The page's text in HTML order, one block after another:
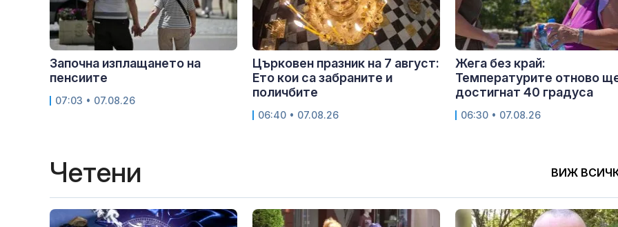
Започна изплащането на
пенсиите
07:03 • 07.08.26
Църковен празник на 7 август:
Ето кои са забраните и
поличбите
06:40 • 07.08.26
Жега без край:
Температурите отново
достигнат 40 градуса
06:30 • 07.08.26
Четени ВИЖ